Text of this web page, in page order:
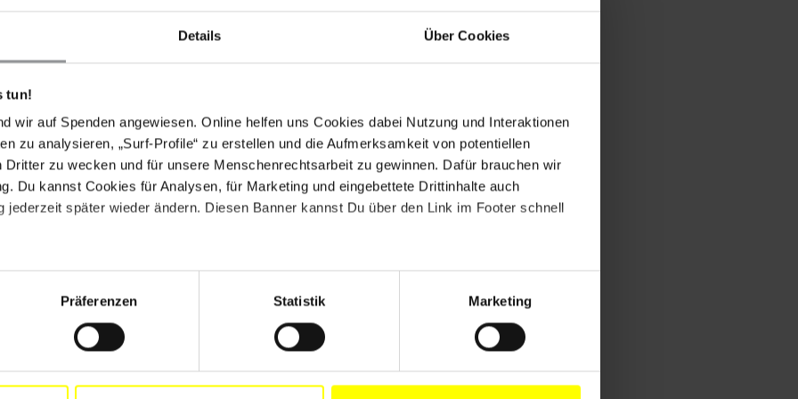
Details Über Cookies
tun!
wir auf Spenden angewiesen. Online helfen uns Cookies dabei Nutzung und Interaktionen
zu analysieren, „Surf-Profile“ zu erstellen und die Aufmerksamkeit von potentiellen
Dritter zu wecken und für unsere Menschenrechtsarbeit zu gewinnen. Dafür brauchen wir
Du kannst Cookies für Analysen, für Marketing und eingebettete Drittinhalte auch
jederzeit später wieder ändern. Diesen Banner kannst Du über den Link im Footer schnell
Präferenzen Statistik Marketing
uns, noch von den Staaten, in denen er lebt.
­angeht, der ist ja lange Zeit überhaupt
immer wieder behauptet, die Roma seien
hat in dem Skandalurteil von 1956 gesagt,
seien, sondern weil sie asozial waren. In
beim Porajmos noch stärker war als beim
und diese Kollaboration ist auch nicht
zum Thema Antiziganismus publiziert.